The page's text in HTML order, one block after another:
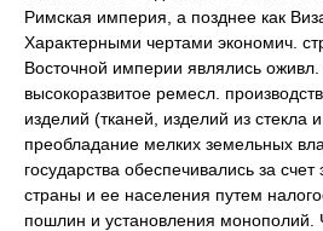
Римская империя, а позднее как
Характерными чертами экономич.
Восточной империи являлись оживл.
высокоразвитое ремесл.
изделий (тканей, изделий из стекла
преобладание мелких земельных
государства обеспечивались за счет
страны и ее населения путем
пошлин и установления монополий.